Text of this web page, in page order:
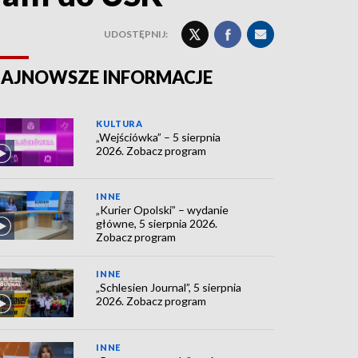
UDOSTĘPNIJ:
INFORMACJE
KULTURA
„Wejściówka” – 5 sierpnia
2026. Zobacz program
INNE
„Kurier Opolski” – wydanie
główne, 5 sierpnia 2026.
Zobacz program
INNE
„Schlesien Journal”, 5 sierpnia
2026. Zobacz program
INNE